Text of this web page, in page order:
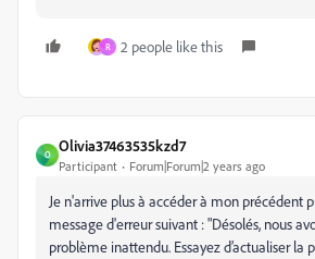
R 2 people like this
O
Olivia37463535kzd7
Participant Forum|Forum|2 years ago
Je n'arrive plus à accéder à mon précédent
message d'erreur suivant : "Désolés, nous
problème inattendu. Essayez d’actualiser la